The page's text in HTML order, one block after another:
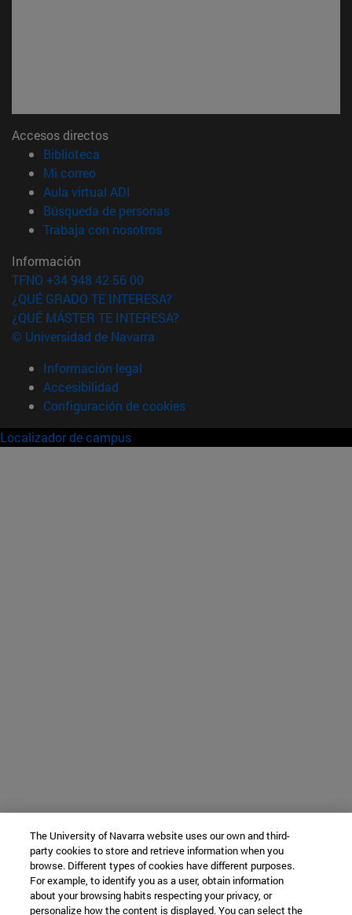
Accesos directos
Biblioteca
Mi correo(abre en nueva ventana)
Aula virtual ADI
Búsqueda de personas(abre en nueva ventana)
Trabaja con nosotros(abre en nueva ventana)
Información
TFNO +34 948 42 56 00
¿QUÉ GRADO TE INTERESA?
¿QUÉ MÁSTER TE INTERESA?
© Universidad de Navarra
Información legal
Accesibilidad
Configuración de cookies
Localizador de campus
The University of Navarra website uses our own and third-
party cookies to store and retrieve information when you
browse. Different types of cookies have different purposes.
For example, to identify you as a user, obtain information
about your browsing habits respecting your privacy, or
personalize how the content is displayed. You can select the